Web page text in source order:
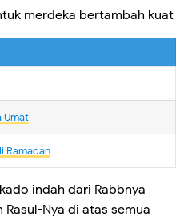
merdeka bertambah kuat
Umat
Ramadan
indah dari Rabbnya
Nya di atas semua